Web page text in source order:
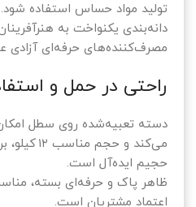
تولید مواد حساس استفاده شود.
دانه‌بندی یکنواخت به
مصرف‌کننده‌های حرفه‌ای آزادی
راحتی در حمل و
دسته تعبیه‌شده روی سطل
می‌کند و
حجیم ایده‌آل است.
ظاهر پاک و حرفه‌ای بسته،
اعتماد مشتریان است.